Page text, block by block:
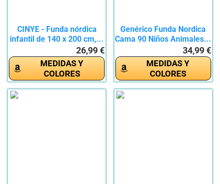
CINYE - Funda nórdica
infantil de 140 x 200 cm,...
26,99 €
MEDIDAS Y
COLORES
Genérico Funda Nordica
Cama 90 Niños Animales...
34,99 €
MEDIDAS Y
COLORES